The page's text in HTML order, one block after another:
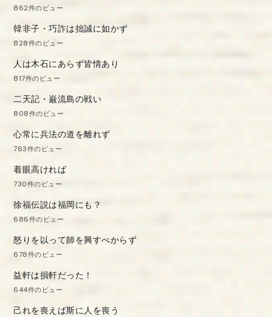
862件のビュー
韓非子・巧詐は拙誠に如かず
828件のビュー
人は木石にあらず皆情あり
817件のビュー
二天記・巌流島の戦い
808件のビュー
心常に兵法の道を離れず
763件のビュー
着眼高ければ
730件のビュー
徐福伝説は福岡にも？
686件のビュー
怒りを以って師を興すべからず
678件のビュー
益軒は損軒だった！
644件のビュー
己れを喪えば斯に人を喪う